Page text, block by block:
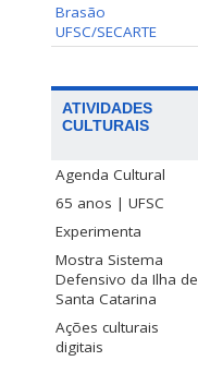
Brasão
UFSC/SECARTE
ATIVIDADES
CULTURAIS
Agenda Cultural
65 anos | UFSC
Experimenta
Mostra Sistema
Defensivo da Ilha de
Santa Catarina
Ações culturais
digitais